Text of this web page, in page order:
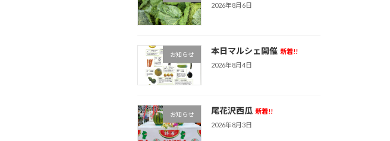
2026年8月6日
お知らせ 本日マルシェ開催 新着!!
2026年8月4日
お知らせ 尾花沢西瓜 新着!!
2026年8月3日